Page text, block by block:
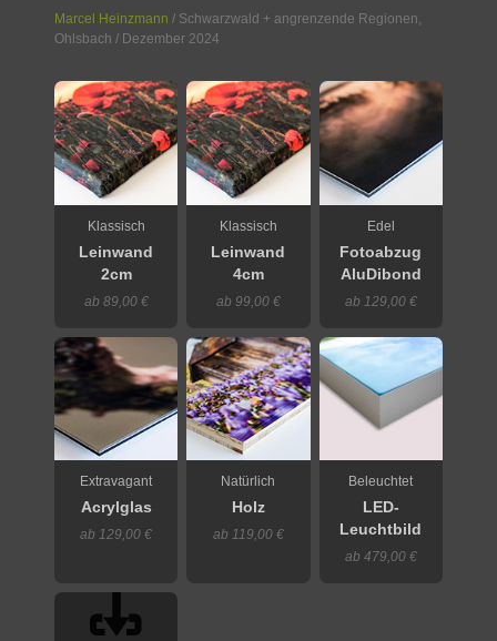
Marcel Heinzmann / Schwarzwald + angrenzende Regionen,
Ohlsbach / Dezember 2024
Klassisch
Leinwand
2cm
ab 89,00 €
Klassisch
Leinwand
4cm
ab 99,00 €
Edel
Fotoabzug
AluDibond
ab 129,00 €
Extravagant
Acrylglas
ab 129,00 €
Natürlich
Holz
ab 119,00 €
Beleuchtet
LED-
Leuchtbild
ab 479,00 €